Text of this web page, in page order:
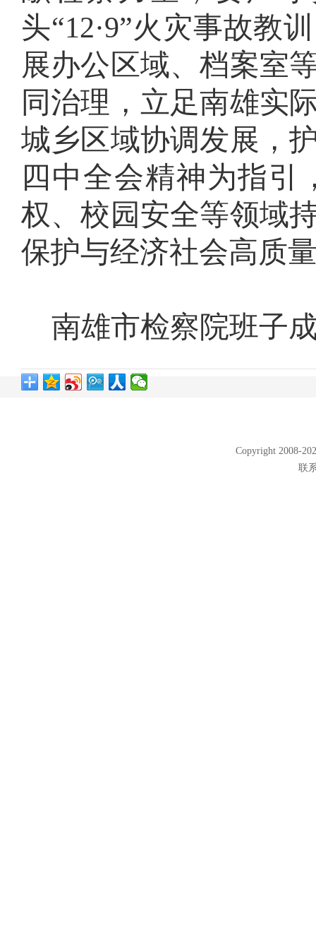
头“12·9”火灾事故教
展办公区域、档案室
同治理，立足南雄实
城乡区域协调发展，
四中全会精神为指引
权、校园安全等领域
保护与经济社会高质
南雄市检察院班子
Copyright 2008-
联